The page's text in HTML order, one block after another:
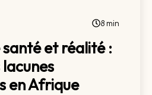
8 min
et réalité :
en Afrique